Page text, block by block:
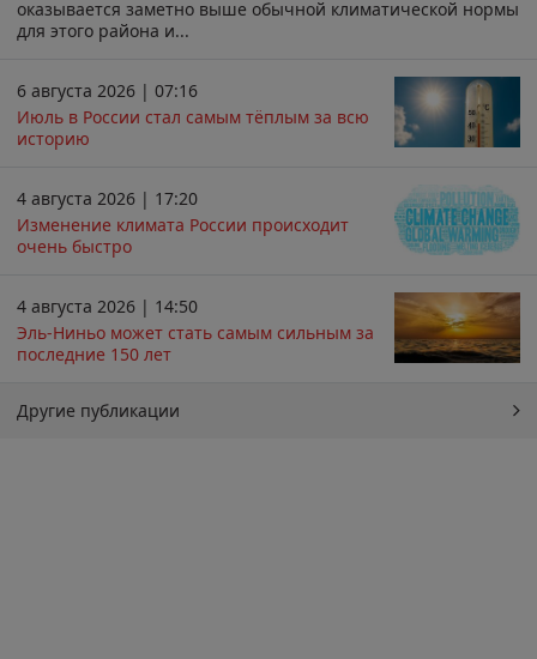
оказывается заметно выше обычной климатической нормы
для этого района и...
6 августа 2026 | 07:16
Июль в России стал самым тёплым за всю
историю
4 августа 2026 | 17:20
Изменение климата России происходит
очень быстро
4 августа 2026 | 14:50
Эль-Ниньо может стать самым сильным за
последние 150 лет
Другие публикации